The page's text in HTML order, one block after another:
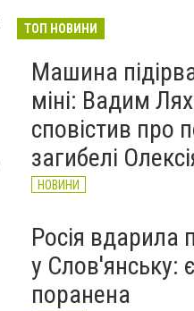
НОВИНИ
ТОП НОВИНИ
Машина
міні: Вадим Лях
сповістив про
загибелі
НОВИНИ
Росія вдарила
у Слов'янську: є
поранена